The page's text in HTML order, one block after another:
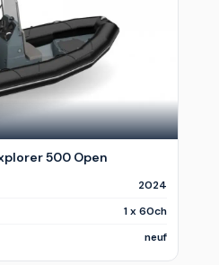
500 Open
2024
1 x 60ch
neuf